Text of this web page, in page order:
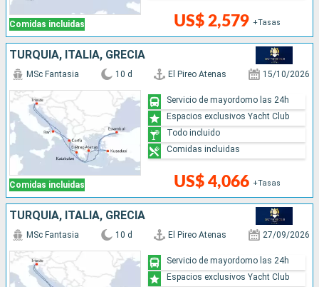
Comidas incluidas US$ 2,579 +Tasas
TURQUÍA, ITALIA, GRECIA
Comidas incluidas
MSc Fantasia 10 d El Pireo Atenas 15/10/2026
US$ 4,066 +Tasas
Servicio de mayordomo las 24h
Espacios exclusivos Yacht Club
Todo incluido
Comidas incluidas
TURQUÍA, ITALIA, GRECIA
MSc Fantasia 10 d El Pireo Atenas 27/09/2026
Servicio de mayordomo las 24h
Espacios exclusivos Yacht Club